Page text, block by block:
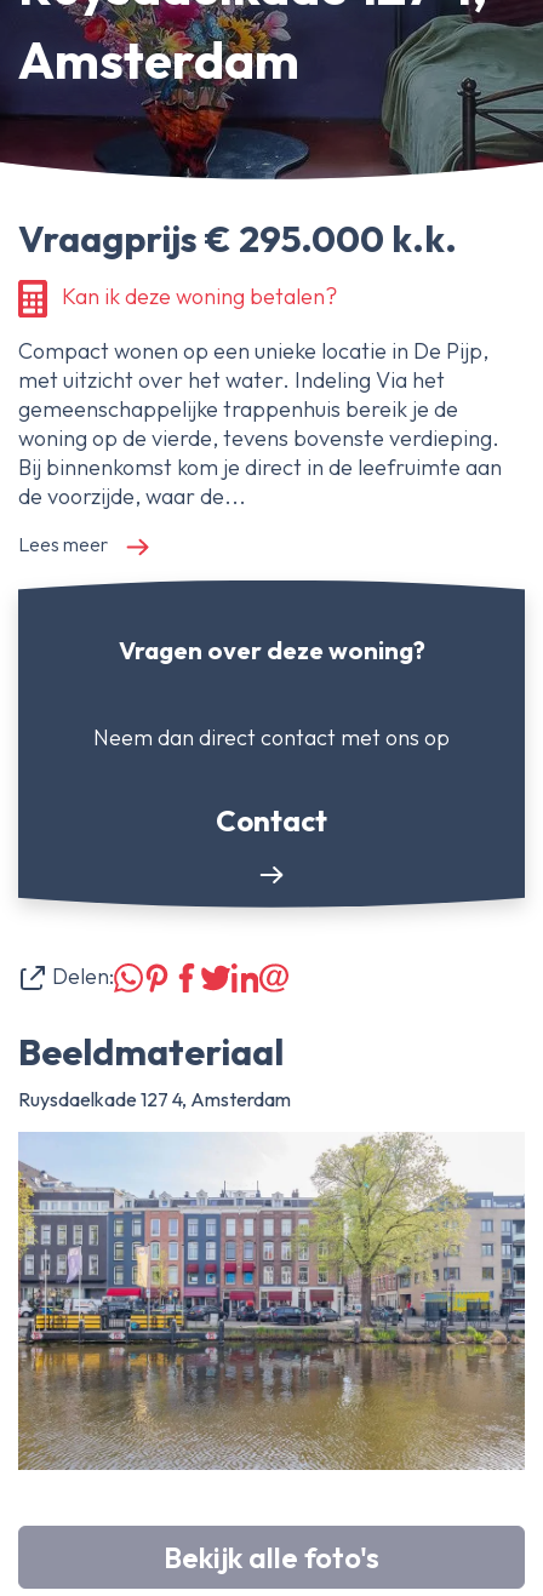
Amsterdam
Vraagprijs € 295.000 k.k.
Kan ik deze woning betalen?
Compact wonen op een unieke locatie in De Pijp,
met uitzicht over het water. Indeling Via het
gemeenschappelijke trappenhuis bereik je de
woning op de vierde, tevens bovenste verdieping.
Bij binnenkomst kom je direct in de leefruimte aan
de voorzijde, waar de...
Lees meer
Vragen over deze woning?
Neem dan direct contact met ons op
Contact
Delen:
Beeldmateriaal
Ruysdaelkade 127 4, Amsterdam
Bekijk alle foto's
Erfpachtdeskundige
Gerechtelijke deskundige
Over Ameo makelaars
Onze reviews
Contact